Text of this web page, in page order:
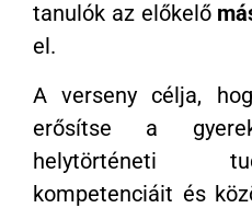
tanulók az előkelő
el.
A verseny célja,
erősítse a
helytörténeti
kompetenciáit és